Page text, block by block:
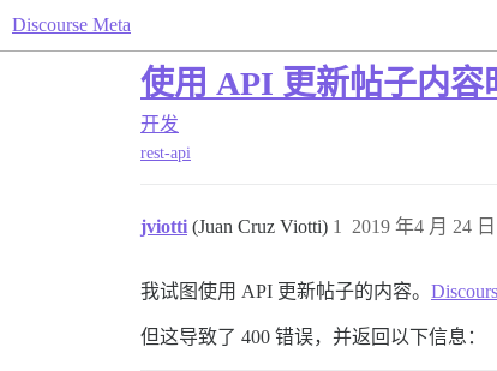
Discourse Meta
使用 API 更新帖子内容
开发
rest-api
jviotti (Juan Cruz Viotti) 2019 年4 月 24
1
我试图使用 API 更新帖子的内容。
但这导致了 400 错误，并返回以下信息：